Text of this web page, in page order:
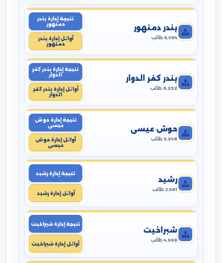
بندر دمنهور
6,054 طالب
نتيجة إدارة بندر
دمنهور
أوائل إدارة بندر
دمنهور
بندر كفر الدوار
8,252 طالب
نتيجة إدارة بندر كفر
الدوار
أوائل إدارة بندر كفر
الدوار
حوش عيسى
5,248 طالب
نتيجة إدارة حوش
عيسى
أوائل إدارة حوش
عيسى
رشيد
3,681 طالب
نتيجة إدارة رشيد
أوائل إدارة رشيد
شبراخيت
4,969 طالب
نتيجة إدارة شبراخيت
أوائل إدارة شبراخيت